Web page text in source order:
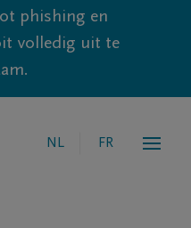
phishing en
volledig uit te
NL FR